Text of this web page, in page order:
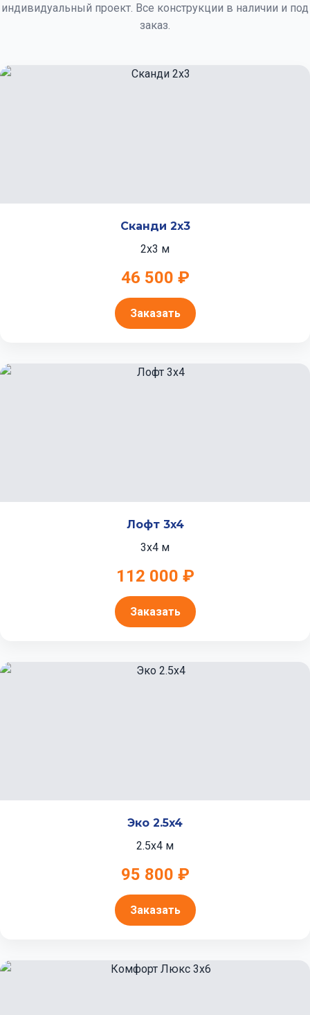
индивидуальный проект. Все конструкции в наличии и под
заказ.
Сканди 2x3
2x3 м
46 500 ₽
Заказать
Лофт 3x4
3x4 м
112 000 ₽
Заказать
Эко 2.5x4
2.5x4 м
95 800 ₽
Заказать